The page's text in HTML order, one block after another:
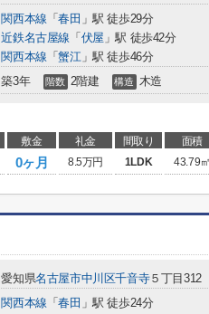
関西本線 「春田 」駅 徒歩29分
近鉄名古屋線 「 伏屋 」駅 徒歩42分
関西本線 「蟹江」駅 徒歩46分
築3年 階数 2階建 構造 木造
敷金 礼金 間取り 面積
0ヶ月 8.5万円 1LDK 43.79㎡
愛知県名古屋市中川区千音寺５丁目312
関西本線 「春田 」駅 徒歩24分